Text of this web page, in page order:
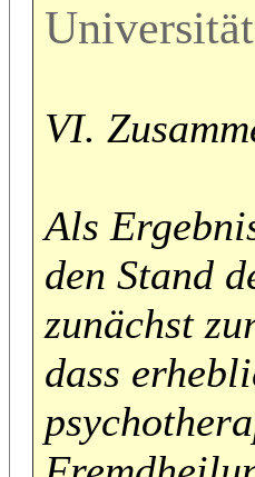
VI.
Als
den Stand
zunächst
dass